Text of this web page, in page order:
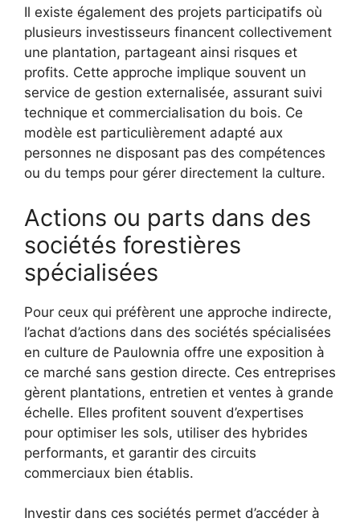
Il existe également des projets participatifs où
plusieurs investisseurs financent collectivement
une plantation, partageant ainsi risques et
profits. Cette approche implique souvent un
service de gestion externalisée, assurant suivi
technique et commercialisation du bois. Ce
modèle est particulièrement adapté aux
personnes ne disposant pas des compétences
ou du temps pour gérer directement la culture.
Actions ou parts dans des
sociétés forestières
spécialisées
Pour ceux qui préfèrent une approche indirecte,
l’achat d’actions dans des sociétés spécialisées
en culture de Paulownia offre une exposition à
ce marché sans gestion directe. Ces entreprises
gèrent plantations, entretien et ventes à grande
échelle. Elles profitent souvent d’expertises
pour optimiser les sols, utiliser des hybrides
performants, et garantir des circuits
commerciaux bien établis.
Investir dans ces sociétés permet d’accéder à